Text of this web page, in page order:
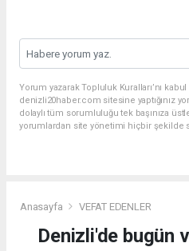
Yorum yazarak Topluluk Kuralları’nı
denizli20haber.com sitesine yaptığınız
dolaylı tüm sorumluluğu tek başınıza
yorumlardan site yönetimi hiçbir şekilde
Anasayfa VEFAT EDENLER
Denizli'de bugün